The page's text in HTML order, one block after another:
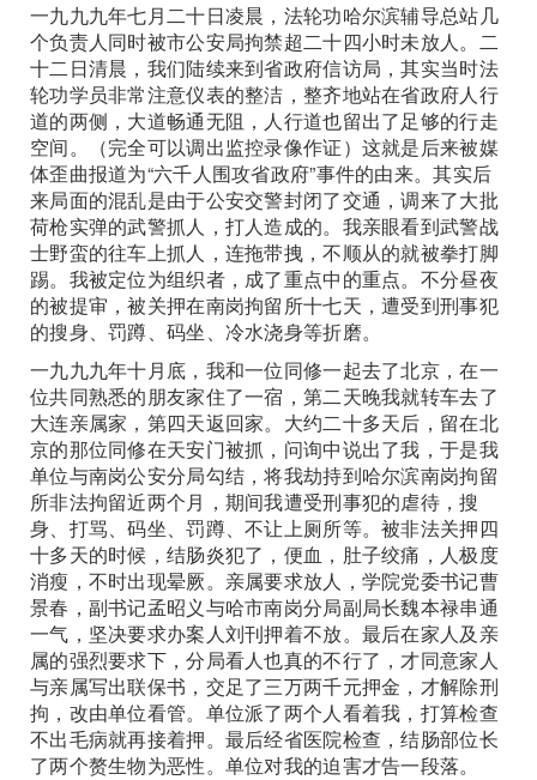
一九九九年七月二十日凌晨，法轮功哈尔滨辅导总站几
个负责人同时被市公安局拘禁超二十四小时未放人。二
十二日清晨，我们陆续来到省政府信访局，其实当时法
轮功学员非常注意仪表的整洁，整齐地站在省政府人行
道的两侧，大道畅通无阻，人行道也留出了足够的行走
空间。（完全可以调出监控录像作证）这就是后来被媒
体歪曲报道为“六千人围攻省政府”事件的由来。其实后
来局面的混乱是由于公安交警封闭了交通，调来了大批
荷枪实弹的武警抓人，打人造成的。我亲眼看到武警战
士野蛮的往车上抓人，连拖带拽，不顺从的就被拳打脚
踢。我被定位为组织者，成了重点中的重点。不分昼夜
的被提审，被关押在南岗拘留所十七天，遭受到刑事犯
的搜身、罚蹲、码坐、冷水浇身等折磨。
一九九九年十月底，我和一位同修一起去了北京，在一
位共同熟悉的朋友家住了一宿，第二天晚我就转车去了
大连亲属家，第四天返回家。大约二十多天后，留在北
京的那位同修在天安门被抓，问询中说出了我，于是我
单位与南岗公安分局勾结，将我劫持到哈尔滨南岗拘留
所非法拘留近两个月，期间我遭受刑事犯的虐待，搜
身、打骂、码坐、罚蹲、不让上厕所等。被非法关押四
十多天的时候，结肠炎犯了，便血，肚子绞痛，人极度
消瘦，不时出现晕厥。亲属要求放人，学院党委书记曹
景春，副书记孟昭义与哈市南岗分局副局长魏本禄串通
一气，坚决要求办案人刘刊押着不放。最后在家人及亲
属的强烈要求下，分局看人也真的不行了，才同意家人
与亲属写出联保书，交足了三万两千元押金，才解除刑
拘，改由单位看管。单位派了两个人看着我，打算检查
不出毛病就再接着押。最后经省医院检查，结肠部位长
了两个赘生物为恶性。单位对我的迫害才告一段落。